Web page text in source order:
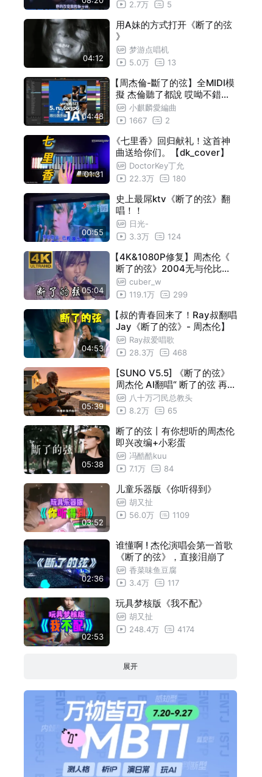
【雙截棍】
【半獸人】 01:32
【本草綱目】
【蒲公英的約定】
【紐約地鐵remix】 03:13
【紐約地鐵】
【說好的幸福呢】 01:20
【合集2】
【扯】 01:12
【龍拳】
【外婆】
【我的地盤2】 00:29
【合集1】
【夜的第七章】
【琴傷】 01:40
【青花瓷】
【夜曲】 00:34
【忍者】 01:38
【我的地盤1】
【最偉大的作品】Drum solo 00:16
【最偉大的作品】MIDI键盘
【印地安老斑鳩】
晴天solo 00:15
周 杰 伦 御 用 音 色 ！大串烧
【双截棍】Dubstep版！可她唱到副歌时
真的吓到我了
2.7万
5
04:12
用A妹的方式打开《断了的弦
》
梦游点唱机
5.0万
13
04:48
【周杰倫-斷了的弦】全MIDI模
擬 杰倫聽了都說 哎呦不錯喔
（我猜的
小麒麟愛編曲
1667
2
01:31
《七里香》回归献礼！这首神
曲送给你们。【dk_cover】
DoctorKey丁允
22.3万
180
00:55
史上最屌ktv《断了的弦》翻
唱！！
日光-
3.3万
124
05:04
【4K&1080P修复】周杰伦《
断了的弦》2004无与伦比演
唱会神级现场
cuber_w
119.1万
299
04:53
【叔的青春回来了！Ray叔翻唱
Jay《断了的弦》- 周杰伦】
Ray叔爱唱歌
28.3万
468
05:39
[SUNO V5.5] 《断了的弦》
周杰伦 AI翻唱“ 断了的弦 再弹
一遍 指尖磨出的茧 藏起了永
远”
八十万刁民总教头
8.2万
65
05:38
断了的弦丨有你想听的周杰伦
即兴改编+小彩蛋
冯酷酷kuu
7.1万
84
03:52
儿童乐器版《你听得到》
胡又扯
56.0万
1109
02:36
谁懂啊 ! 杰伦演唱会第一首歌
《断了的弦》，直接泪崩了
香菜味鱼豆腐
3.4万
117
02:53
玩具梦核版《我不配》
胡又扯
248.4万
4174
展开